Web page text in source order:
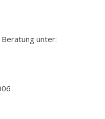
unter: